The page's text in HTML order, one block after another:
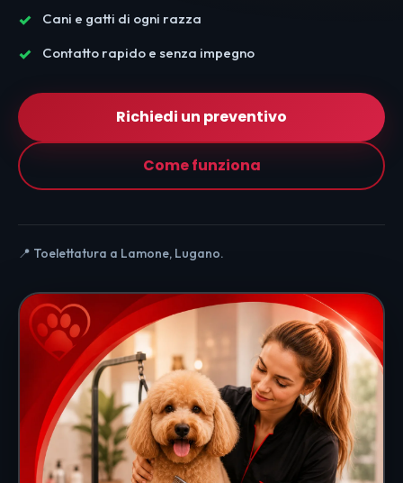
Cani e gatti di ogni razza
Contatto rapido e senza impegno
Richiedi un preventivo
Come funziona
📍 Toelettatura a Lamone, Lugano.